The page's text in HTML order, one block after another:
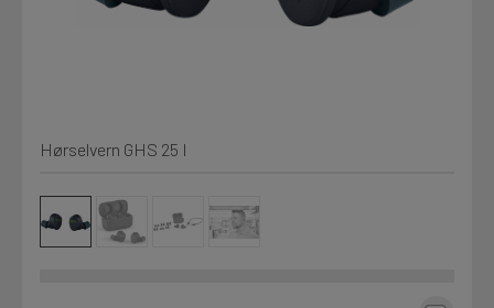
Prislister
Firmainformasjon
Hørselvern GHS 25 I